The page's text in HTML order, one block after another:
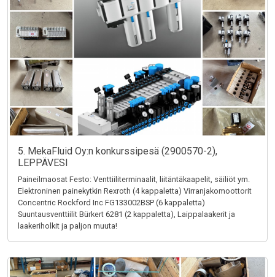
5. MekaFluid Oy:n konkurssipesä (2900570-2),
LEPPÄVESI
Paineilmaosat Festo: Venttiiliterminaalit, liitäntäkaapelit, säiliöt ym.
Elektroninen painekytkin Rexroth (4 kappaletta) Virranjakomoottorit
Concentric Rockford Inc FG133002BSP (6 kappaletta)
Suuntausventtiilit Bürkert 6281 (2 kappaletta), Laippalaakerit ja
laakeriholkit ja paljon muuta!